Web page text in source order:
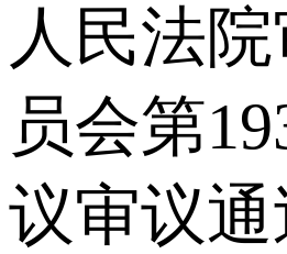
人民法
员会第
议审议